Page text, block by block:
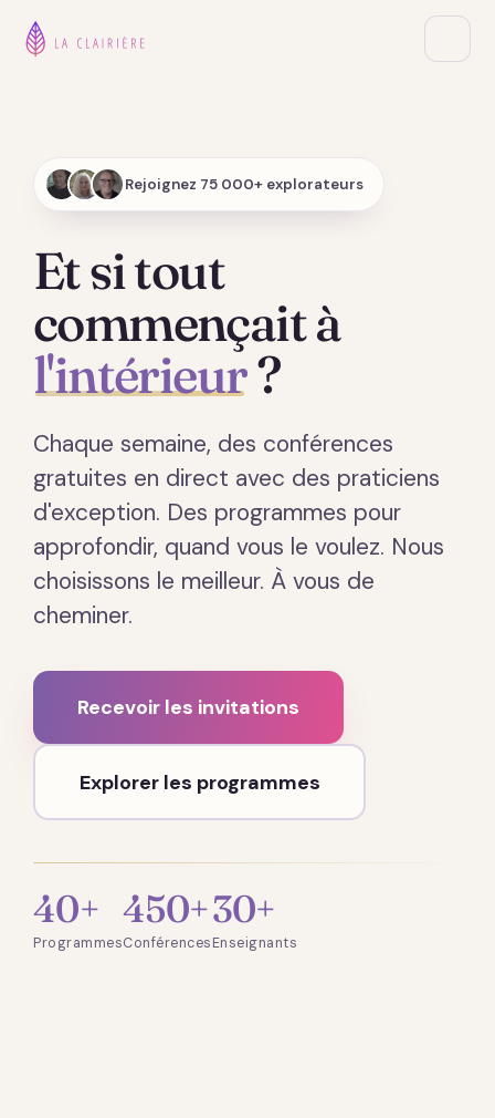
Rejoignez 75 000+ explorateurs
Et si tout
commençait à
l'intérieur?
Chaque semaine, des conférences
gratuites en direct avec des praticiens
d'exception. Des programmes pour
approfondir, quand vous le voulez. Nous
choisissons le meilleur. À vous de
cheminer.
Recevoir les invitations
Explorer les programmes
40+
Programmes
450+
Conférences
30+
Enseignants